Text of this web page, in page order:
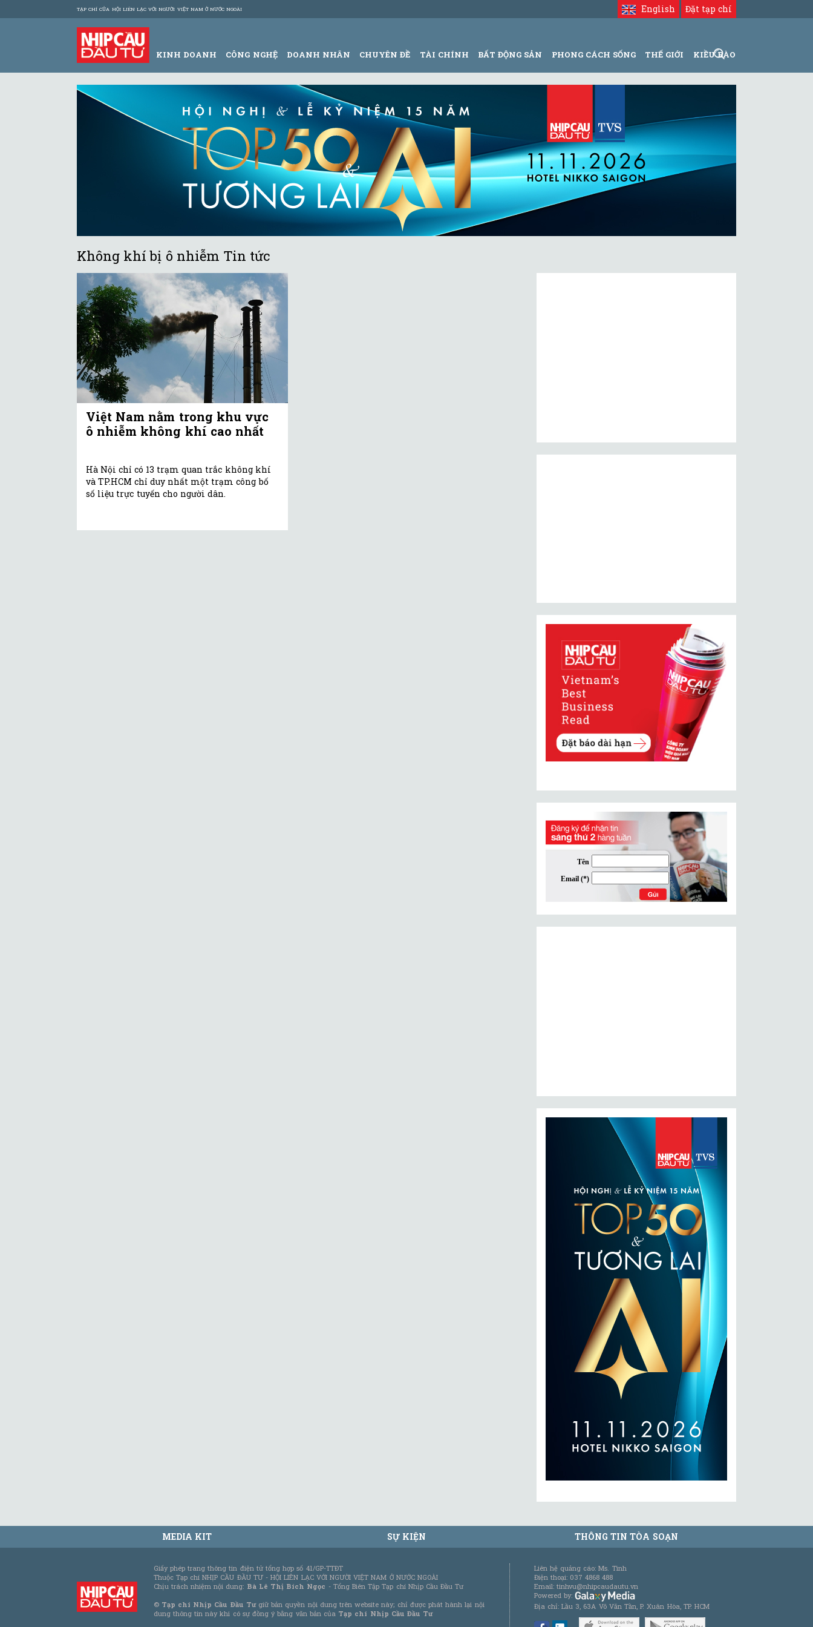
TẠP CHÍ CỦA HỘI LIÊN LẠC VỚI NGƯỜI VIỆT NAM Ở NƯỚC NGOÀI Đặt tạp chí
English
KINH DOANH CÔNG NGHỆ DOANH NHÂN CHUYÊN ĐỀ TÀI CHÍNH BẤT ĐỘNG SẢN PHONG CÁCH SỐNG THẾ GIỚI KIỀU BÀO
Không khí bị ô nhiễm Tin tức
Việt Nam nằm trong khu vực
ô nhiễm không khí cao nhất
Hà Nội chỉ có 13 trạm quan trắc không khí
và TP.HCM chỉ duy nhất một trạm công bố
số liệu trực tuyến cho người dân.
MEDIA KIT SỰ KIỆN THÔNG TIN TÒA SOẠN
Giấy phép trang thông tin điện tử tổng hợp số 41/GP-TTĐT
Thuộc Tạp chí NHỊP CẦU ĐẦU TƯ - HỘI LIÊN LẠC VỚI NGƯỜI VIỆT NAM Ở NƯỚC NGOÀI
Chịu trách nhiệm nội dung: Bà Lê Thị Bích Ngọc - Tổng Biên Tập Tạp chí Nhịp Cầu Đầu Tư
© Tạp chí Nhịp Cầu Đầu Tưgiữ bản quyền nội dung trên website này; chỉ được phát hành lại nội
dung thông tin này khi có sự đồng ý bằng văn bản của Tạp chí Nhịp Cầu Đầu Tư
Liên hệ quảng cáo: Ms. Tình
Điện thoại: 037 4868 488
Email: tinhvu@nhipcaudautu.vn
Powered by:
Địa chỉ: Lầu 3, 63A Võ Văn Tần, P. Xuân Hòa, TP. HCM